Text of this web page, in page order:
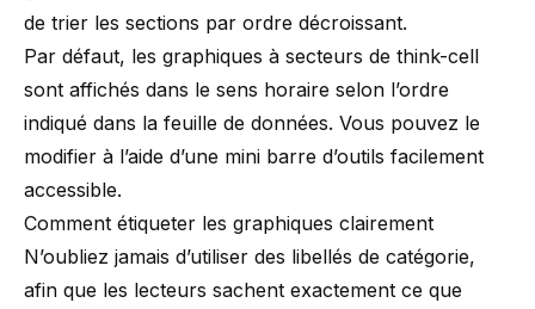
de trier les sections par ordre décroissant.
Par défaut, les graphiques à secteurs de think-cell
sont affichés dans le sens horaire selon l’ordre
indiqué dans la feuille de données. Vous pouvez le
modifier à l’aide d’une mini barre d’outils facilement
accessible.
Comment étiqueter les graphiques clairement
N’oubliez jamais d’utiliser des libellés de catégorie,
afin que les lecteurs sachent exactement ce que